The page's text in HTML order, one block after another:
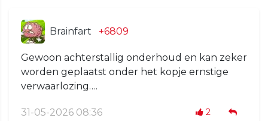
Brainfart +6809
Gewoon achterstallig onderhoud en kan zeker
worden geplaatst onder het kopje ernstige
verwaarlozing….
31-05-2026 08:36 2